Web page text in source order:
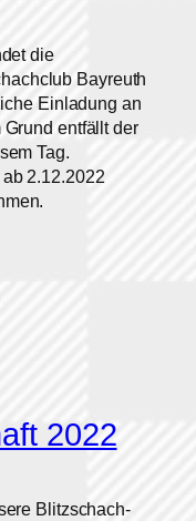
die
Bayreuth
Einladung an
entfällt der
Tag.
2.12.2022
2022
Blitzschach-